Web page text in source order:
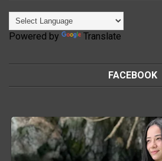
Powered by Translate
FACEBOOK